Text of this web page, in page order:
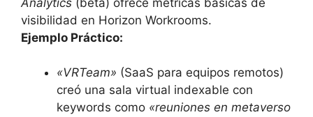
visibilidad en Horizon Workrooms.
Ejemplo Práctico:
«VRTeam» (SaaS para equipos remotos)
creó una sala virtual indexable con
keywords como «reuniones en metaverso